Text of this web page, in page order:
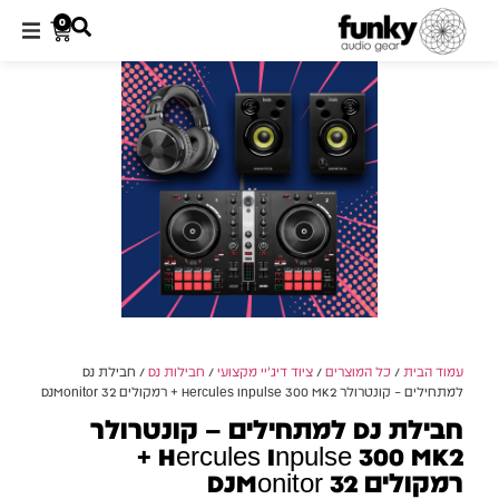
0
עמוד הבית / כל המוצרים /ציוד דיג'יי מקצועי / חבילות DJ
/ חבילת DJ
למתחילים – קונטרולר Hercules Inpulse 300 MK2 + רמקולים DJMonitor 32
חבילת DJ למתחילים – קונטרולר
Hercules Inpulse 300 MK2 +
רמקולים DJMonitor 32